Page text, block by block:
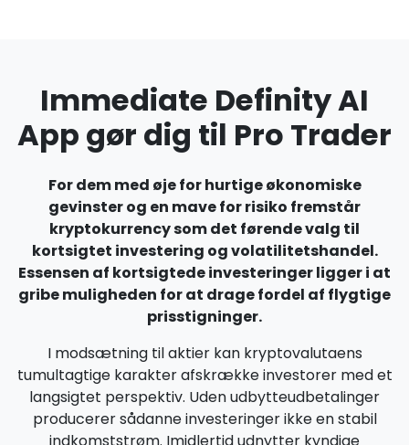
Immediate Definity AI
App gør dig til Pro Trader
For dem med øje for hurtige økonomiske
gevinster og en mave for risiko fremstår
kryptokurrency som det førende valg til
kortsigtet investering og volatilitetshandel.
Essensen af kortsigtede investeringer ligger i at
gribe muligheden for at drage fordel af flygtige
prisstigninger.
I modsætning til aktier kan kryptovalutaens
tumultagtige karakter afskrække investorer med et
langsigtet perspektiv. Uden udbytteudbetalinger
producerer sådanne investeringer ikke en stabil